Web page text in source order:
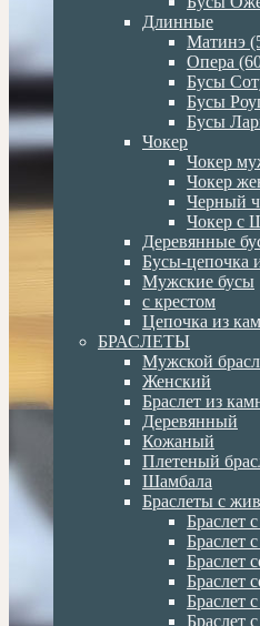
Длинные
Матинэ
Опера
Бусы
Бусы
Бусы
Чокер
Чокер
Чокер
Черный
Чокер с
Деревянные
Бусы-цепочка
Мужские бусы
с крестом
Цепочка из
БРАСЛЕТЫ
Мужской
Женский
Браслет из
Деревянный
Кожаный
Плетеный
Шамбала
Браслеты с
Браслет
Браслет
Браслет
Браслет
Браслет
Браслет